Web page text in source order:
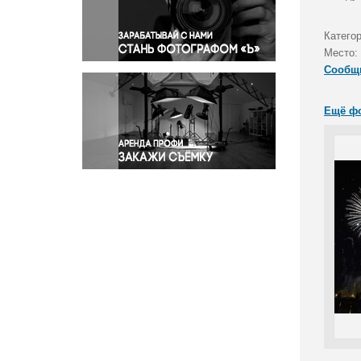
Правосудие
Происшествия и конфликты
Религия
Светская жизнь
Спорт
Экология
Экономика и бизнес
Место:
Ещё